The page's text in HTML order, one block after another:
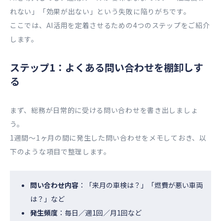
れない」「効果が出ない」という失敗に陥りがちです。
ここでは、AI活用を定着させるための4つのステップをご紹介
します。
ステップ1：よくある問い合わせを棚卸しす
る
まず、総務が日常的に受ける問い合わせを書き出しましょ
う。
1週間〜1ヶ月の間に発生した問い合わせをメモしておき、以
下のような項目で整理します。
問い合わせ内容 ：「来月の車検は？」「燃費が悪い車両
は？」など
発生頻度 ：毎日／週1回／月1回など